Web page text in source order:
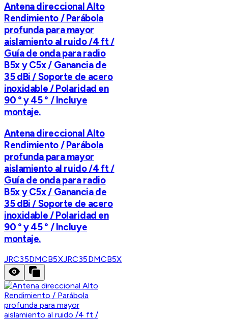
Antena direccional Alto
Rendimiento / Parábola
profunda para mayor
aislamiento al ruido /4 ft /
Guía de onda para radio
B5x y C5x / Ganancia de
35 dBi / Soporte de acero
inoxidable / Polaridad en
90 ° y 45 ° / Incluye
montaje.
Antena direccional Alto
Rendimiento / Parábola
profunda para mayor
aislamiento al ruido /4 ft /
Guía de onda para radio
B5x y C5x / Ganancia de
35 dBi / Soporte de acero
inoxidable / Polaridad en
90 ° y 45 ° / Incluye
montaje.
JRC35DMCB5XJRC35DMCB5X